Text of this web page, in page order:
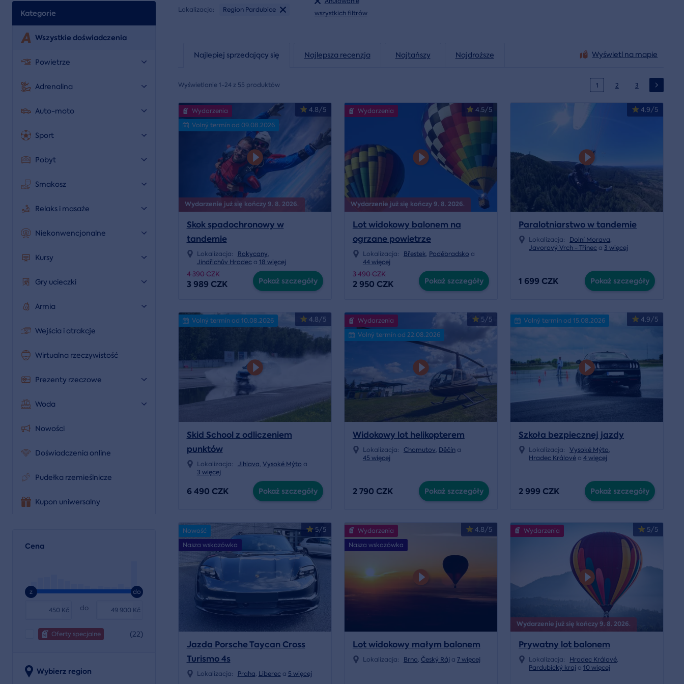
Kategorie
Wszystkie doświadczenia
Powietrze
Adrenalina
Auto-moto
Sport
Pobyt
Smakosz
Relaks i masaże
Niekonwencjonalne
Kursy
Gry ucieczki
Armia
Wejścia i atrakcje
Wirtualna rzeczywistość
Prezenty rzeczowe
Woda
Nowości
Doświadczenia online
Pudełka rzemieślnicze
Kupon uniwersalny
Cena
z do
Kč Kč
do
Oferty specjalne (22)
Wybierz region
Lokalizacja: Region Pardubice
wszystkich filtrów
Wyświetl na mapie
Najlepiej sprzedający się Najlepsza recenzja Najtańszy Najdroższe
Wyświetlanie 1-24 z 55 produktów 1 2 3
Wydarzenie już się kończy 9. 8. 2026.
4.8/5
Wydarzenia
Volný termín od 09.08.2026
Skok spadochronowy w
tandemie
Lokalizacja: Rokycany,
Jindřichův Hradeca 18 więcej
4 390 CZK
3 989 CZK Pokaż szczegóły
Wydarzenie już się kończy 9. 8. 2026.
4.5/5
Wydarzenia
Lot widokowy balonem na
ogrzane powietrze
Lokalizacja: Břestek, Poděbradsko a
44 więcej
3 490 CZK
2 950 CZK Pokaż szczegóły
4.9/5
Paralotniarstwo w tandemie
Lokalizacja: Dolní Morava,
Javorový Vrch - Třinec a 3 więcej
1 699 CZK Pokaż szczegóły
4.8/5
Volný termín od 10.08.2026
Skid School z odliczeniem
punktów
Lokalizacja: Jihlava, Vysoké Mýto a
3 więcej
6 490 CZK Pokaż szczegóły
5/5
Wydarzenia
Volný termín od 22.08.2026
Widokowy lot helikopterem
Lokalizacja: Chomutov, Děčína
45 więcej
2 790 CZK Pokaż szczegóły
4.9/5
Volný termín od 15.08.2026
Szkoła bezpiecznej jazdy
Lokalizacja: Vysoké Mýto,
Hradec Králové a4 więcej
2 999 CZK Pokaż szczegóły
5/5
Nowość
Nasza wskazówka
Jazda Porsche Taycan Cross
Turismo 4s
Lokalizacja: Praha, Libereca 5 więcej
4.8/5
Wydarzenia
Nasza wskazówka
Lot widokowy małym balonem
Lokalizacja: Brno, Český Rája 7 więcej
Wydarzenie już się kończy 9. 8. 2026.
5/5
Wydarzenia
Prywatny lot balonem
Lokalizacja: Hradec Králové,
Pardubický kraj a10 więcej